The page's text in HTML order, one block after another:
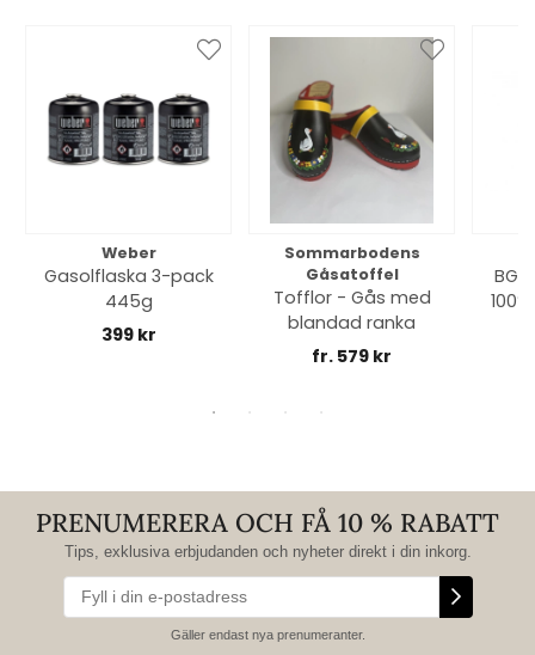
Weber
Gasolflaska 3-pack
445g
399 kr
Sommarbodens
Gåsatoffel
Tofflor - Gås med
blandad ranka
fr. 579 kr
PRENUMERERA OCH FÅ 10 % RABATT
Tips, exklusiva erbjudanden och nyheter direkt i din inkorg.
Gäller endast nya prenumeranter.